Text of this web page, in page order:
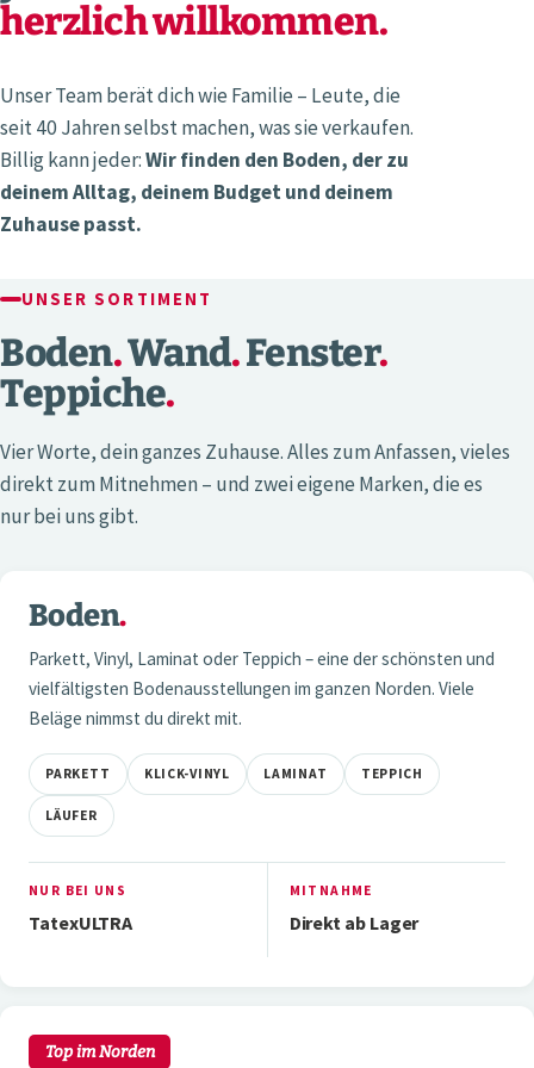
herzlich willkommen.
Unser Team berät dich wie Familie – Leute, die
seit 40 Jahren selbst machen, was sie verkaufen.
Billig kann jeder:Wir finden den Boden, der zu
deinem Alltag, deinem Budget und deinem
Zuhause passt.
UNSER SORTIMENT
Boden.Wand.Fenster.
Teppiche.
Vier Worte, dein ganzes Zuhause. Alles zum Anfassen, vieles
direkt zum Mitnehmen – und zwei eigene Marken, die es
nur bei uns gibt.
01 — BODEN
Boden.
Parkett, Vinyl, Laminat oder Teppich – eine der schönsten und
vielfältigsten Bodenausstellungen im ganzen Norden. Viele
Beläge nimmst du direkt mit.
PARKETT KLICK-VINYL LAMINAT TEPPICH
LÄUFER
NUR BEI UNS
TatexULTRA
MITNAHME
Direkt ab Lager
02 — WAND
Top im Norden